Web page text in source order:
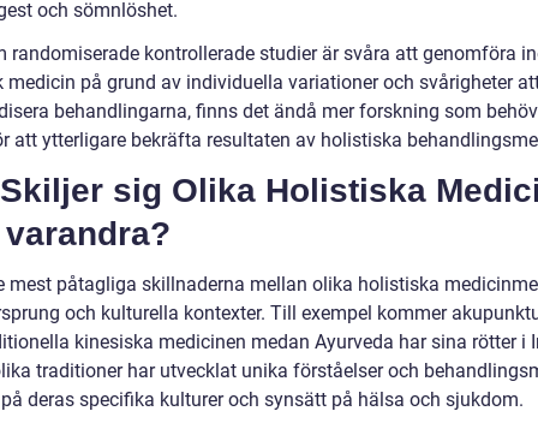
och sömnlöshet.
randomiserade kontrollerade studier är svåra att genomföra
medicin på grund av individuella variationer och svårigheter
behandlingarna, finns det ändå mer forskning som
att ytterligare bekräfta resultaten av holistiska
sig Olika Holistiska
mest påtagliga skillnaderna mellan olika holistiska
och kulturella kontexter. Till exempel kommer
kinesiska medicinen medan Ayurveda har sina rötter i
traditioner har utvecklat unika förståelser och
deras specifika kulturer och synsätt på hälsa och sjukdom.